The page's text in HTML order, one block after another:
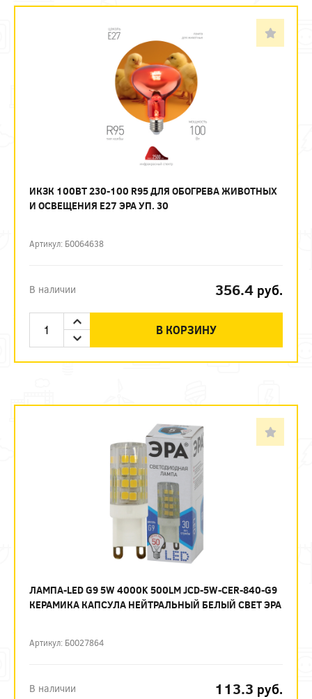
ИКЗК 100ВТ 230-100 R95 ДЛЯ ОБОГРЕВА ЖИВОТНЫХ
И ОСВЕЩЕНИЯ Е27 ЭРА УП. 30
Артикул: Б0064638
В наличии 356.4 руб.
В КОРЗИНУ
ЛАМПА-LED G9 5W 4000K 500LM JCD-5W-CER-840-G9
КЕРАМИКА КАПСУЛА НЕЙТРАЛЬНЫЙ БЕЛЫЙ СВЕТ ЭРА
Артикул: Б0027864
В наличии 113.3 руб.